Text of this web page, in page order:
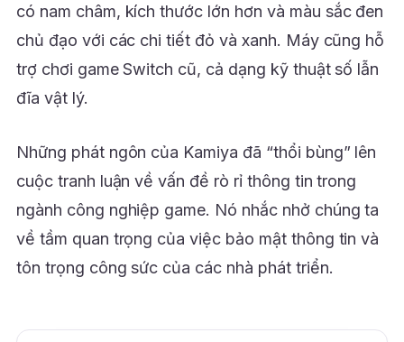
có nam châm, kích thước lớn hơn và màu sắc đen
chủ đạo với các chi tiết đỏ và xanh. Máy cũng hỗ
trợ chơi game Switch cũ, cả dạng kỹ thuật số lẫn
đĩa vật lý.
Những phát ngôn của Kamiya đã “thổi bùng” lên
cuộc tranh luận về vấn đề rò rỉ thông tin trong
ngành công nghiệp game. Nó nhắc nhở chúng ta
về tầm quan trọng của việc bảo mật thông tin và
tôn trọng công sức của các nhà phát triển.